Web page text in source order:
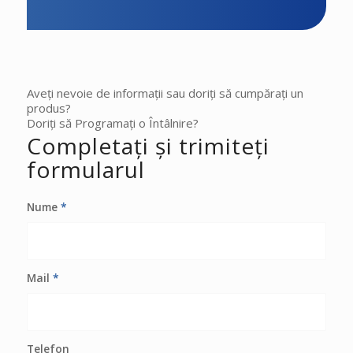
Aveți nevoie de informații sau doriți să cumpărați un
produs?
Doriți să Programați o Întâlnire?
Completați și trimiteți
formularul
Nume *
Mail *
Telefon